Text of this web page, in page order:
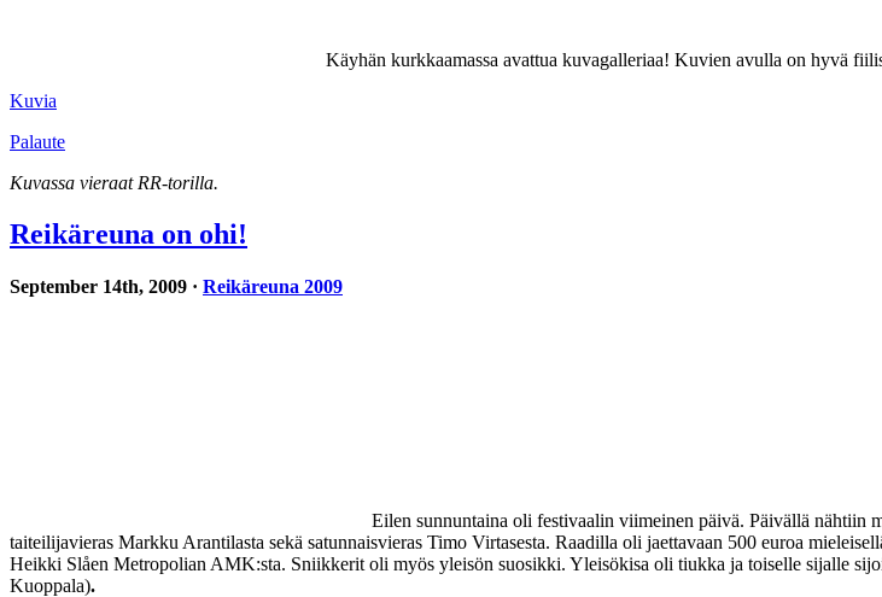
Käyhän kurkkaamassa avattua kuvagalleriaa! Kuvien avulla on hyvä
Kuvia
Palaute
Kuvassa vieraat RR-torilla.
Reikäreuna on ohi!
September 14th, 2009 · Reikäreuna 2009
Eilen sunnuntaina oli festivaalin viimeinen päivä. Päivällä nähtiin
taiteilijavieras Markku Arantilasta sekä satunnaisvieras Timo Virtasesta. Raadilla oli jaettavaan 500 euroa
Heikki Slåen Metropolian AMK:sta. Sniikkerit oli myös yleisön suosikki. Yleisökisa oli tiukka ja toiselle sijalle
Kuoppala).